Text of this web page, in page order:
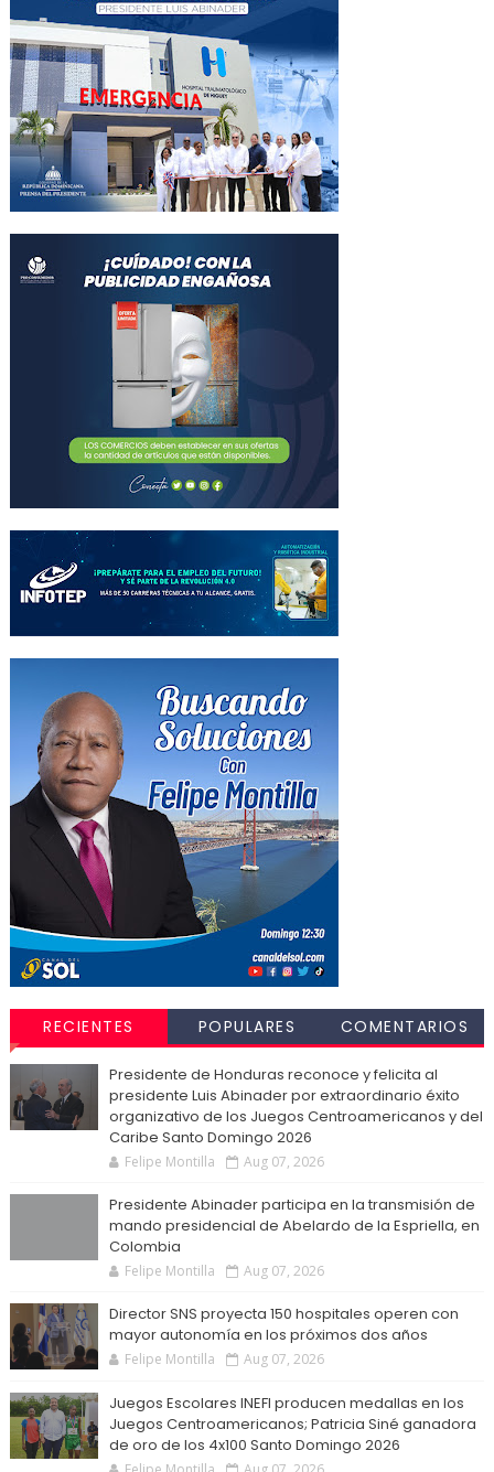
RECIENTES POPULARES COMENTARIOS
Presidente de Honduras reconoce y felicita al
presidente Luis Abinader por extraordinario éxito
organizativo de los Juegos Centroamericanos y del
Caribe Santo Domingo 2026
Felipe Montilla Aug 07, 2026
Presidente Abinader participa en la transmisión de
mando presidencial de Abelardo de la Espriella, en
Colombia
Felipe Montilla Aug 07, 2026
Director SNS proyecta 150 hospitales operen con
mayor autonomía en los próximos dos años
Felipe Montilla Aug 07, 2026
Juegos Escolares INEFI producen medallas en los
Juegos Centroamericanos; Patricia Siné ganadora
de oro de los 4x100 Santo Domingo 2026